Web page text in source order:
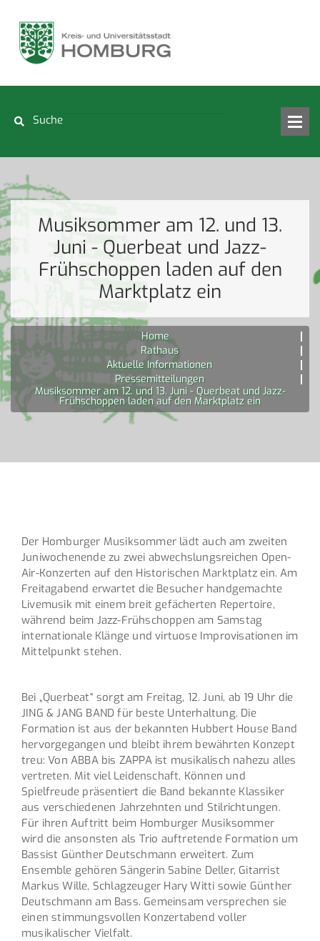
Musiksommer am 12. und 13.
Juni - Querbeat und Jazz-
Frühschoppen laden auf den
Marktplatz ein
Home
Rathaus
Aktuelle Informationen
Pressemitteilungen
Musiksommer am 12. und 13. Juni - Querbeat und Jazz-
Frühschoppen laden auf den Marktplatz ein
Der Homburger Musiksommer lädt auch am zweiten
Juniwochenende zu zwei abwechslungsreichen Open-
Air-Konzerten auf den Historischen Marktplatz ein. Am
Freitagabend erwartet die Besucher handgemachte
Livemusik mit einem breit gefächerten Repertoire,
während beim Jazz-Frühschoppen am Samstag
internationale Klänge und virtuose Improvisationen im
Mittelpunkt stehen.
Bei „Querbeat“ sorgt am Freitag, 12. Juni, ab 19 Uhr die
JING & JANG BAND für beste Unterhaltung. Die
Formation ist aus der bekannten Hubbert House Band
hervorgegangen und bleibt ihrem bewährten Konzept
treu: Von ABBA bis ZAPPA ist musikalisch nahezu alles
vertreten. Mit viel Leidenschaft, Können und
Spielfreude präsentiert die Band bekannte Klassiker
aus verschiedenen Jahrzehnten und Stilrichtungen.
Für ihren Auftritt beim Homburger Musiksommer
wird die ansonsten als Trio auftretende Formation um
Bassist Günther Deutschmann erweitert. Zum
Ensemble gehören Sängerin Sabine Deller, Gitarrist
Markus Wille, Schlagzeuger Hary Witti sowie Günther
Deutschmann am Bass. Gemeinsam versprechen sie
einen stimmungsvollen Konzertabend voller
musikalischer Vielfalt.